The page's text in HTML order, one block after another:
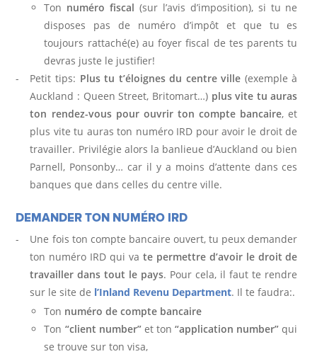
S
Ton numéro fiscal (sur l’avis d’imposition), si tu ne
disposes pas de numéro d’impôt et que tu es
toujours rattaché(e) au foyer fiscal de tes parents tu
devras juste le justifier!
Petit tips: Plus tu t’éloignes du centre ville (exemple à
Auckland : Queen Street, Britomart…) plus vite tu auras
ton rendez-vous pour ouvrir ton compte bancaire, et
plus vite tu auras ton numéro IRD pour avoir le droit de
travailler. Privilégie alors la banlieue d’Auckland ou bien
Parnell, Ponsonby… car il y a moins d’attente dans ces
banques que dans celles du centre ville.
DEMANDER TON NUMÉRO IRD
Une fois ton compte bancaire ouvert, tu peux demander
ton numéro IRD qui va te permettre d’avoir le droit de
travailler dans tout le pays. Pour cela, il faut te rendre
sur le site de l’Inland Revenu Department. Il te faudra:.
Ton numéro de compte bancaire
Ton “client number”et ton“application number” qui
se trouve sur ton visa,